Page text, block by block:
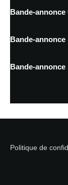
Bande-annonce
Bande-annonce
Bande-annonce
Politique de